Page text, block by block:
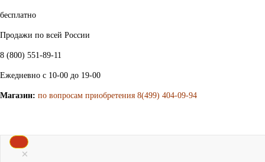
бесплатно
Продажи по всей России
8 (800) 551-89-11
Ежедневно с 10-00 до 19-00
Магазин: по вопросам приобретения 8(499) 404-09-94
×